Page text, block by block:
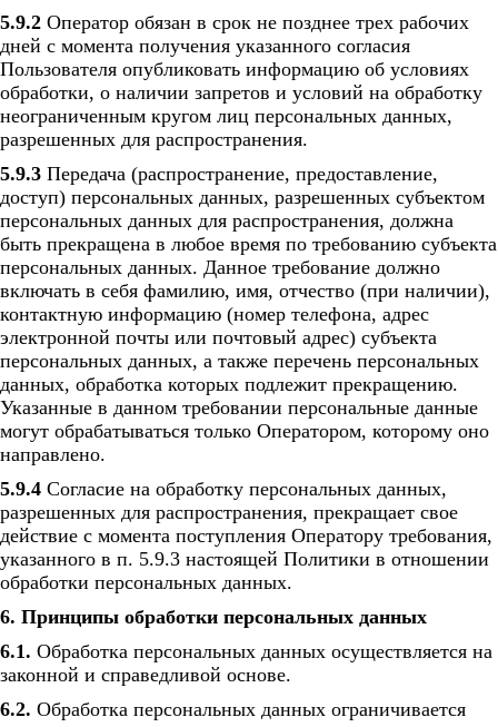
5.9.2 Оператор обязан в срок не позднее трех рабочих
дней с момента получения указанного согласия
Пользователя опубликовать информацию об условиях
обработки, о наличии запретов и условий на обработку
неограниченным кругом лиц персональных данных,
разрешенных для распространения.
5.9.3 Передача (распространение, предоставление,
доступ) персональных данных, разрешенных субъектом
персональных данных для распространения, должна
быть прекращена в любое время по требованию субъекта
персональных данных. Данное требование должно
включать в себя фамилию, имя, отчество (при наличии),
контактную информацию (номер телефона, адрес
электронной почты или почтовый адрес) субъекта
персональных данных, а также перечень персональных
данных, обработка которых подлежит прекращению.
Указанные в данном требовании персональные данные
могут обрабатываться только Оператором, которому оно
направлено.
5.9.4 Согласие на обработку персональных данных,
разрешенных для распространения, прекращает свое
действие с момента поступления Оператору требования,
указанного в п. 5.9.3 настоящей Политики в отношении
обработки персональных данных.
6. Принципы обработки персональных данных
6.1. Обработка персональных данных осуществляется на
законной и справедливой основе.
6.2. Обработка персональных данных ограничивается